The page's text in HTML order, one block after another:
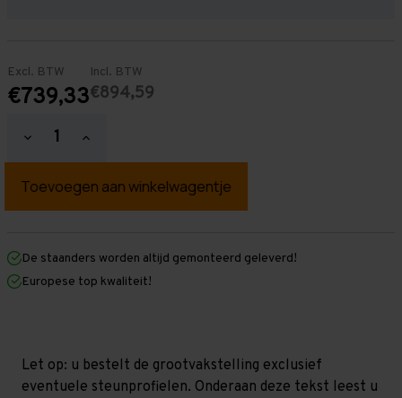
Excl. BTW
€739,33
Incl. BTW
€894,59
Hoeveelheid
verlagen
Grootvakstelling
mm
mm
x
400
niveaus
Hoeveelheid
verhogen
Grootvakstelling
mm
mm
400
niveaus
De staanders worden altijd gemonteerd geleverd!
Europese top kwaliteit!
Let op: u bestelt de grootvakstelling exclusief
eventuele steunprofielen. Onderaan deze tekst leest u